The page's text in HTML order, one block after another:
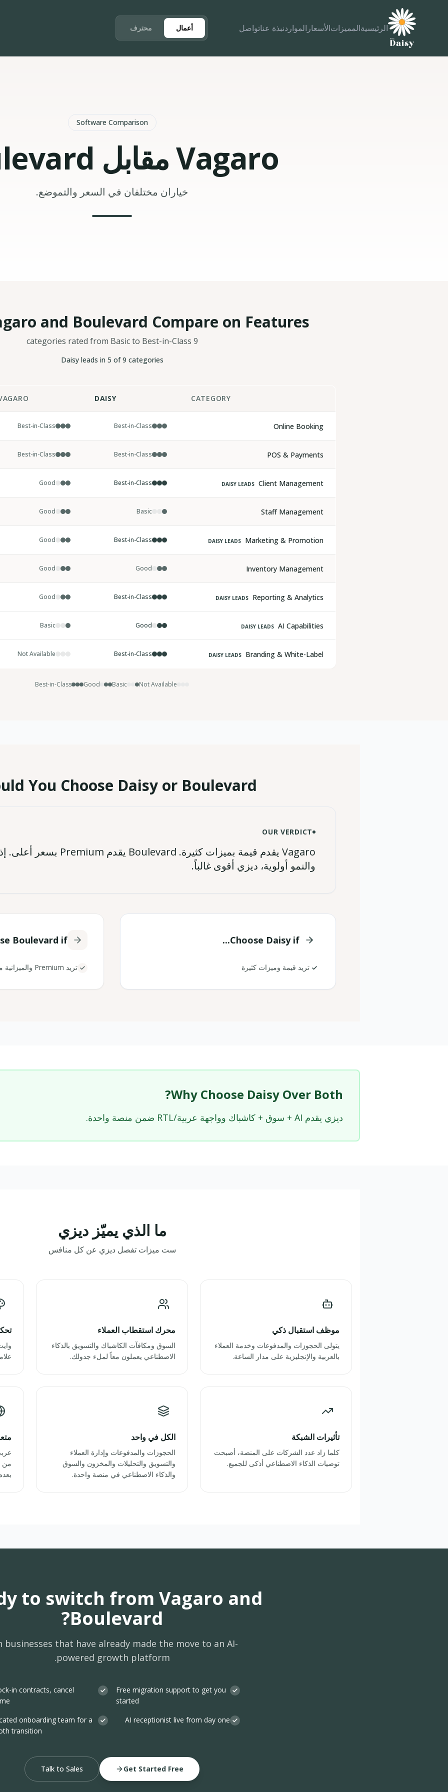
الرئيسيةالمميزاتالأسعار الموارد
الدروس والأدلة
أحدث الميزات والتحسينات
نبذة عناتواصل أعمال محترف
Software Comparison
Vagaro مقابل Boulevard
خياران مختلفان في السعر والتموضع.
and Boulevard Compare on Features?
9
Daisy leads in 5 of9 categories
CATEGORY
DAISY
Online Booking
Best-in-Class
Best-in-Class
POS & Payments
Best-in-Class
Best-in-Class
Client Management
DAISY LEADS
Best-in-Class
Good
Staff Management
Basic
Good
Marketing & Promotion
DAISY LEADS
Best-in-Class
Good
Inventory Management
Good
Good
Reporting & Analytics
DAISY LEADS
Best-in-Class
Good
AI Capabilities
DAISY LEADS
Good
Basic
Branding & White-Label
DAISY LEADS
Best-in-Class
Not Available
Not Available
Basic
Good
Best-in-Class
You Choose Daisy or Boulevard?
OUR VERDICT
والنمو أولوية، ديزي أقوى غالباً.
Choose Daisy if...
تريد قيمة وميزات كثيرة
Boulevard if...
تريد Premium والميزانية مرنة
Why Choose Daisy Over Both?
ديزي يقدم AI + سوق + كاشباك وواجهة عربية/RTL ضمن منصة واحدة.
ما الذي يميّز ديزي
ست ميزات تفصل ديزي عن كل منافس
موظف استقبال ذكي
يتولى الحجوزات والمدفوعات وخدمة العملاء
بالعربية والإنجليزية على مدار الساعة.
محرك استقطاب العملاء
السوق ومكافآت الكاشباك والتسويق بالذكاء
الاصطناعي يعملون معاً لملء جدولك.
تأثيرات الشبكة
كلما زاد عدد الشركات على المنصة، أصبحت
توصيات الذكاء الاصطناعي أذكى للجميع.
الكل في واحد
الحجوزات والمدفوعات وإدارة العملاء
والتسويق والتحليلات والمخزون والسوق
والذكاء الاصطناعي في منصة واحدة.
من
to switch from Vagaro and
Boulevard
?
businesses that have already made the move to an AI-
powered growth platform.
Free migration support to get you
started
in contracts, cancel
AI receptionist live from day one
onboarding team for a
transition
Get Started Free
Talk to Sales